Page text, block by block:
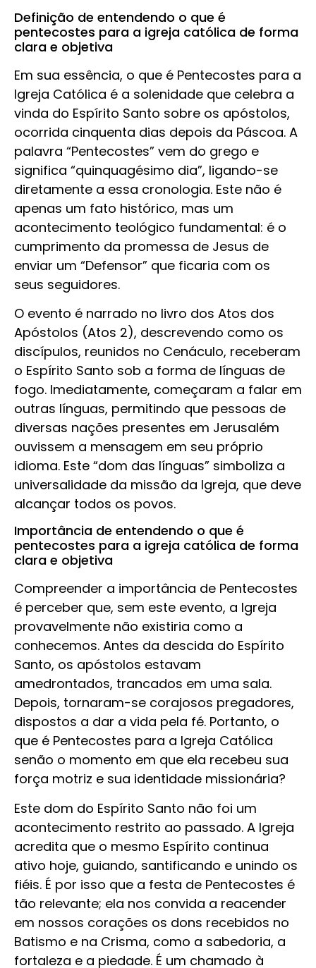
Definição de entendendo o que é
pentecostes para a igreja católica de forma
clara e objetiva
Em sua essência, o que é Pentecostes para a
Igreja Católica é a solenidade que celebra a
vinda do Espírito Santo sobre os apóstolos,
ocorrida cinquenta dias depois da Páscoa. A
palavra “Pentecostes” vem do grego e
significa “quinquagésimo dia”, ligando-se
diretamente a essa cronologia. Este não é
apenas um fato histórico, mas um
acontecimento teológico fundamental: é o
cumprimento da promessa de Jesus de
enviar um “Defensor” que ficaria com os
seus seguidores.
O evento é narrado no livro dos Atos dos
Apóstolos (Atos 2), descrevendo como os
discípulos, reunidos no Cenáculo, receberam
o Espírito Santo sob a forma de línguas de
fogo. Imediatamente, começaram a falar em
outras línguas, permitindo que pessoas de
diversas nações presentes em Jerusalém
ouvissem a mensagem em seu próprio
idioma. Este “dom das línguas” simboliza a
universalidade da missão da Igreja, que deve
alcançar todos os povos.
Importância de entendendo o que é
pentecostes para a igreja católica de forma
clara e objetiva
Compreender a importância de Pentecostes
é perceber que, sem este evento, a Igreja
provavelmente não existiria como a
conhecemos. Antes da descida do Espírito
Santo, os apóstolos estavam
amedrontados, trancados em uma sala.
Depois, tornaram-se corajosos pregadores,
dispostos a dar a vida pela fé. Portanto, o
que é Pentecostes para a Igreja Católica
senão o momento em que ela recebeu sua
força motriz e sua identidade missionária?
Este dom do Espírito Santo não foi um
acontecimento restrito ao passado. A Igreja
acredita que o mesmo Espírito continua
ativo hoje, guiando, santificando e unindo os
fiéis. É por isso que a festa de Pentecostes é
tão relevante; ela nos convida a reacender
em nossos corações os dons recebidos no
Batismo e na Crisma, como a sabedoria, a
fortaleza e a piedade. É um chamado à